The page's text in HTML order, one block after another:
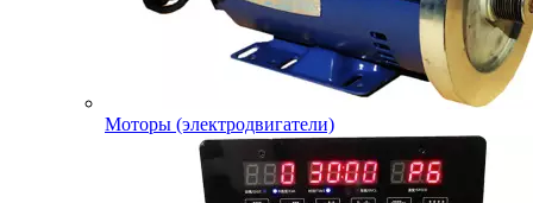
Моторы (электродвигатели)